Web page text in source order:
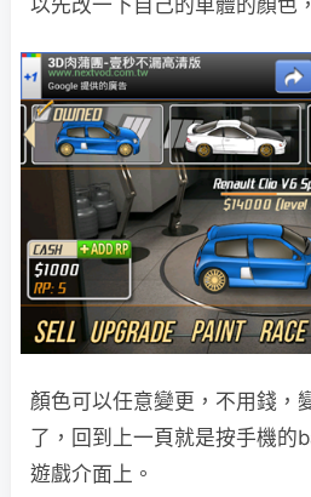
顏色可以任意變更，不用錢，
了，回到上一頁就是按手機的
遊戲介面上。